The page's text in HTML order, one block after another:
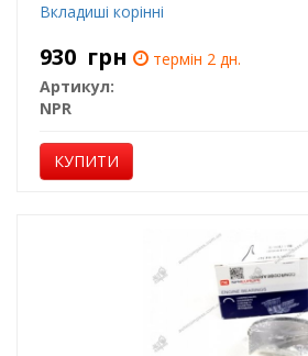
Вкладиші корінні
930 грн
термін 2 дн.
Артикул:
NPR
КУПИТИ